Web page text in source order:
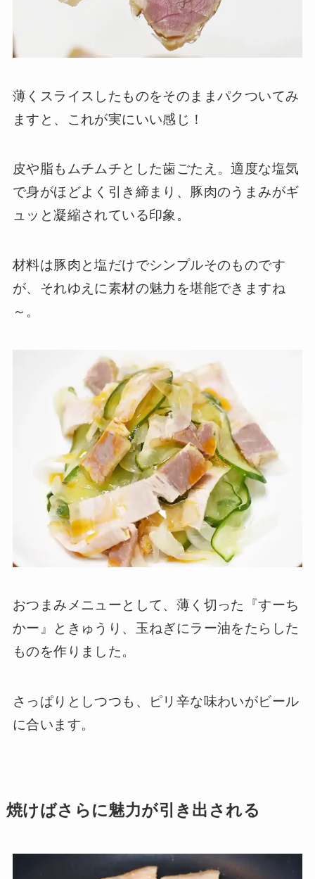
薄くスライスしたものをそのままパクついてみ
ますと、これが実にいい感じ！
皮や脂もムチムチとした歯ごたえ。適度な塩気
で身がほどよく引き締まり、豚肉のうまみがギ
ュッと凝縮されている印象。
材料は豚肉と塩だけでシンプルそのものです
が、それゆえに素材の魅力を堪能できますね
～。
おつまみメニューとして、薄く切った『すーち
かー』ときゅうり、玉ねぎにラー油をたらした
ものを作りました。
さっぱりとしつつも、ピリ辛な味わいがビール
に合います。
焼けばさらに魅力が引き出される